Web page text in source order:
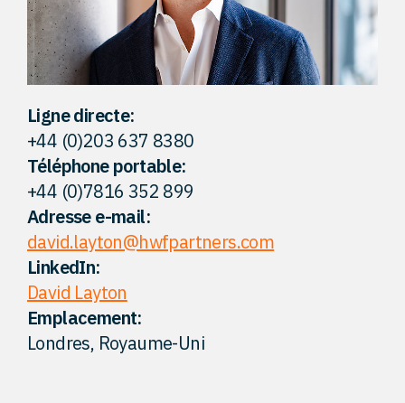
Nos Solutions
Perspectives
Ligne directe:
+44 (0)203 637 8380
Téléphone portable:
+44 (0)7816 352 899
Adresse e-mail:
david.layton@hwfpartners.com
LinkedIn:
David Layton
Emplacement:
Londres, Royaume-Uni